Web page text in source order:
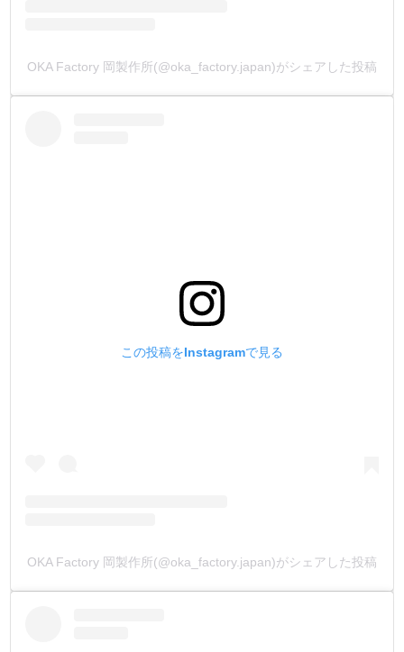
OKA Factory 岡製作所(@oka_factory.japan)がシェアした投稿
この投稿をInstagramで見る
OKA Factory 岡製作所(@oka_factory.japan)がシェアした投稿